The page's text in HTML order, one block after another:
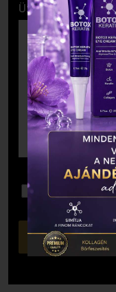
Üzenet
Elolvastam és